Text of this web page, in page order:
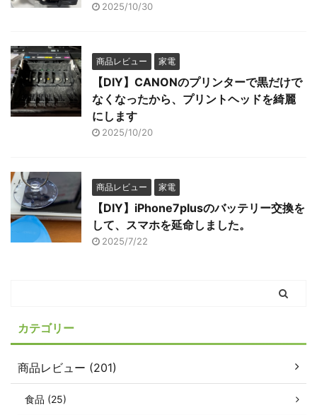
2025/10/30
商品レビュー 家電
【DIY】CANONのプリンターで黒だけで
なくなったから、プリントヘッドを綺麗
にします
2025/10/20
商品レビュー 家電
【DIY】iPhone7plusのバッテリー交換を
して、スマホを延命しました。
2025/7/22
カテゴリー
商品レビュー (201)
食品 (25)